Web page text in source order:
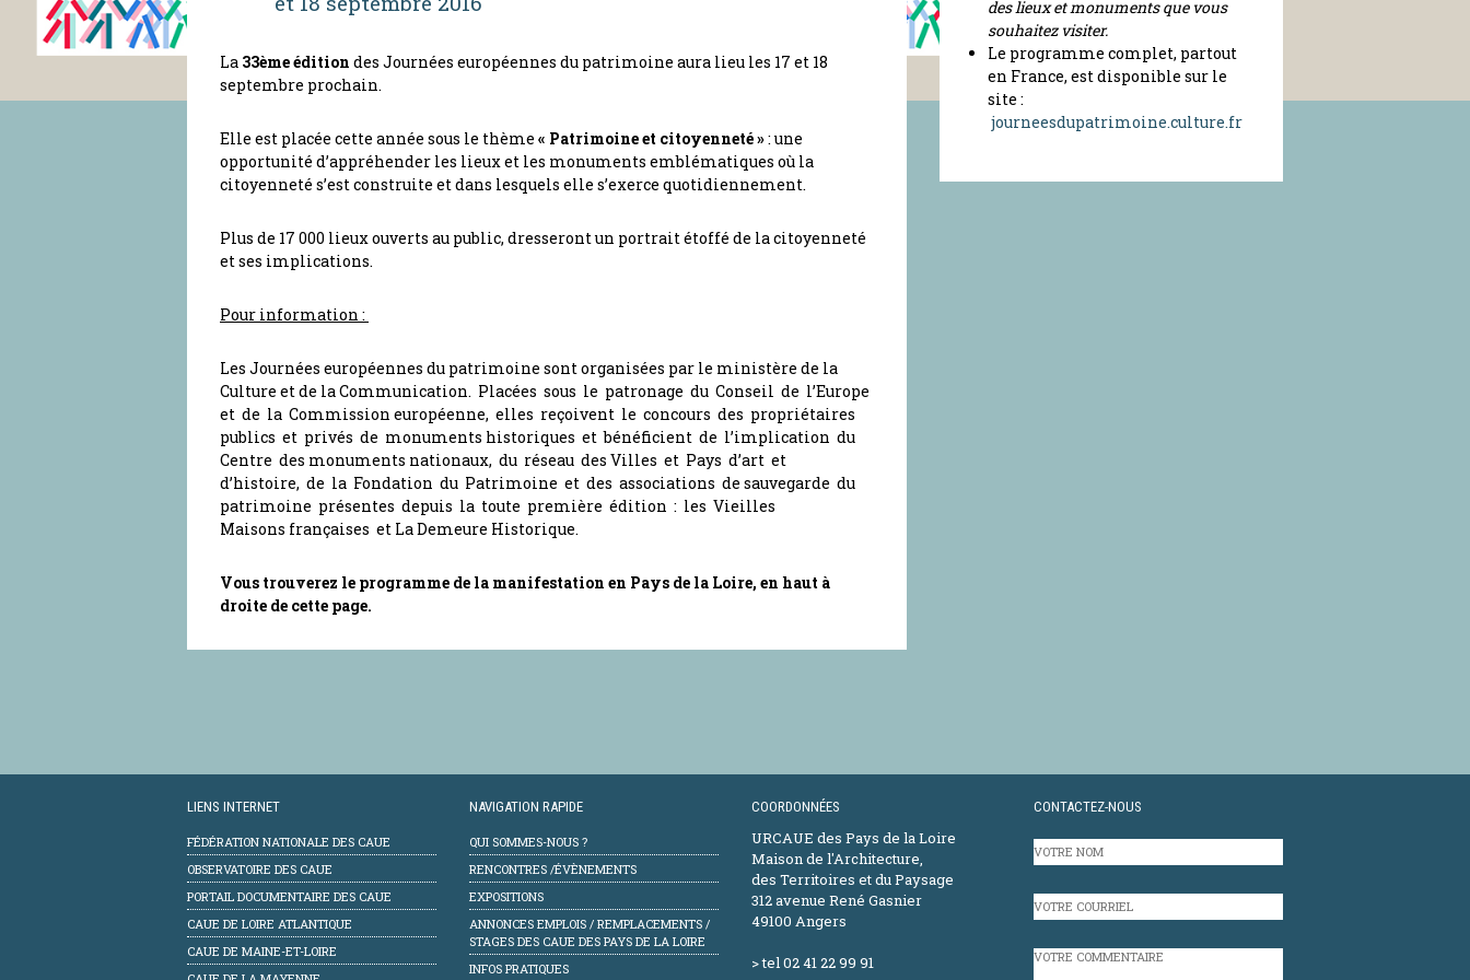
La 33ème édition des Journées européennes du patrimoine aura lieu les 17 et 18
septembre prochain.
Elle est placée cette année sous le thème « Patrimoine et citoyenneté »: une
opportunité d’appréhender les lieux et les monuments emblématiques où la
citoyenneté s’est construite et dans lesquels elle s’exerce quotidiennement.
Plus de 17 000 lieux ouverts au public, dresseront un portrait étoffé de la citoyenneté
et ses implications.
Pour information :
Les Journées européennes du patrimoine sont organisées par le ministère de la
Culture et de la Communication. Placées sous le patronage du Conseil de l’Europe
et de la Commission européenne, elles reçoivent le concours des propriétaires
publics et privés de monuments historiques et bénéficient de l’implication du
Centre des monuments nationaux, du réseau des Villes et Pays d’art et
d’histoire, de la Fondation du Patrimoine et des associations de sauvegarde du
patrimoine présentes depuis la toute première édition : les Vieilles
Maisons françaises et La Demeure Historique.
Vous trouverez le programme de la manifestation en Pays de la Loire, en haut à
droite de cette page.
des lieux et monuments que vous
souhaitez visiter.
Le programme complet, partout
en France, est disponible sur le
site :
journeesdupatrimoine.culture.fr
LIENS INTERNET
FÉDÉRATION NATIONALE DES CAUE
OBSERVATOIRE DES CAUE
PORTAIL DOCUMENTAIRE DES CAUE
CAUE DE LOIRE ATLANTIQUE
CAUE DE MAINE-ET-LOIRE
NAVIGATION RAPIDE
QUI SOMMES-NOUS ?
RENCONTRES /ÉVÈNEMENTS
EXPOSITIONS
ANNONCES EMPLOIS / REMPLACEMENTS /
STAGES DES CAUE DES PAYS DE LA LOIRE
INFOS PRATIQUES
COORDONNÉES
URCAUE des Pays de la Loire
Maison de l'Architecture,
des Territoires et du Paysage
312 avenue René Gasnier
49100 Angers
> tel 02 41 22 99 91
CONTACTEZ-NOUS
VOTRE
NOM
VOTRE
COURRIEL
VOTRE